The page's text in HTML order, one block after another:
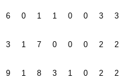
6 0 1 1 0 0 3 3
3 1 7 0 0 0 2 2
9 1 8 3 1 0 2 2